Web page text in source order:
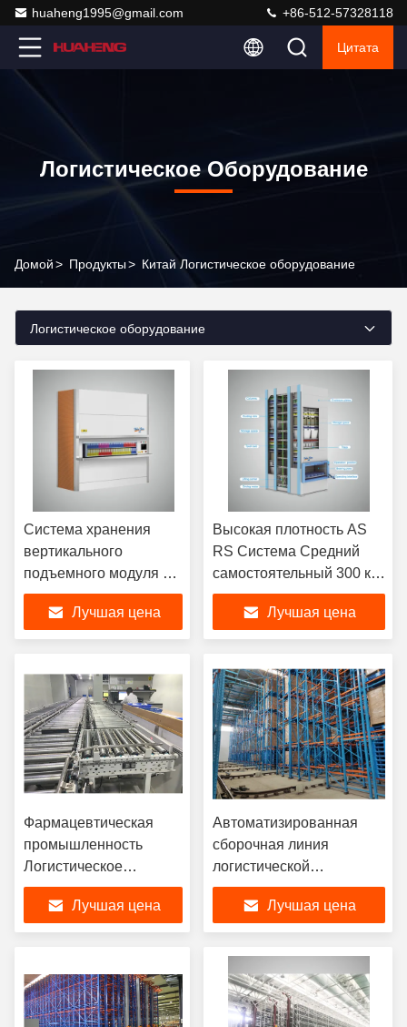
huaheng1995@gmail.com +86-512-57328118
Цитата
Логистическое Оборудование
Домой> Продукты> Китай Логистическое оборудование
Логистическое оборудование
Система хранения
вертикального
подъемного модуля с
высокой плотностью
вращенияЛучшая цена
Высокая плотность AS
RS Система Средний
самостоятельный 300 кг
Вертикальный
подъемник для хранения
Лучшая цена
Фармацевтическая
промышленность
Логистическое
оборудование
Неконтролируемая
производственная
Лучшая цена
Автоматизированная
сборочная линия
логистической
промышленности
третьих сторон
Лучшая цена